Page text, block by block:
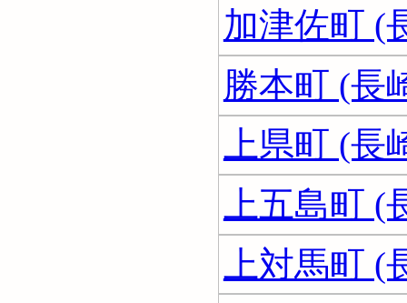
加津佐町 (
勝本町 (長
上県町 (長
上五島町 (
上対馬町 (